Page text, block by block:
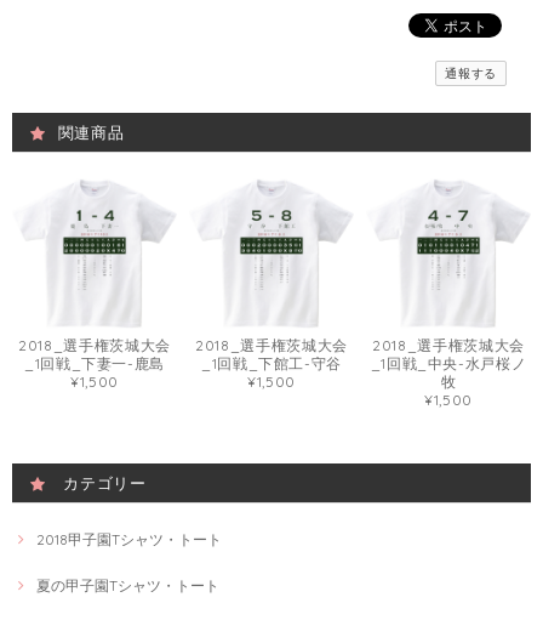
通報する
関連商品
2018_選手権茨城大会
_1回戦_下妻一-鹿島
¥1,500
2018_選手権茨城大会
_1回戦_下館工-守谷
¥1,500
2018_選手権茨城大会
_1回戦_中央-水戸桜ノ
牧
¥1,500
カテゴリー
2018甲子園Tシャツ・トート
夏の甲子園Tシャツ・トート